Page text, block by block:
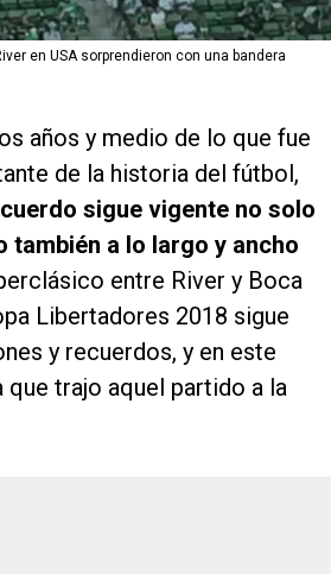
en USA sorprendieron con una bandera
años y medio de lo que fue
de la historia del fútbol,
sigue vigente no solo
también a lo largo y ancho
entre River y Boca
Libertadores 2018 sigue
y recuerdos, y en este
que trajo aquel partido a la